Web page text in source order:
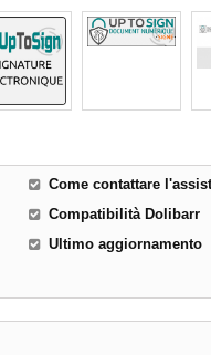
Come contattare
Compatibilità Dolibarr
Ultimo aggiornamento